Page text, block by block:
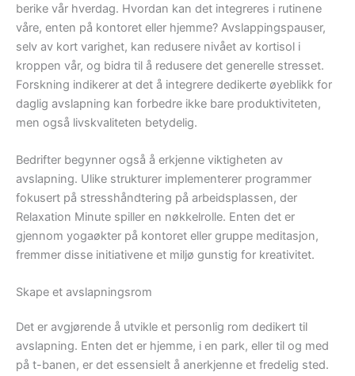
berike vår hverdag. Hvordan kan det integreres i rutinene
våre, enten på kontoret eller hjemme? Avslappingspauser,
selv av kort varighet, kan redusere nivået av kortisol i
kroppen vår, og bidra til å redusere det generelle stresset.
Forskning indikerer at det å integrere dedikerte øyeblikk for
daglig avslapning kan forbedre ikke bare produktiviteten,
men også livskvaliteten betydelig.
Bedrifter begynner også å erkjenne viktigheten av
avslapning. Ulike strukturer implementerer programmer
fokusert på stresshåndtering på arbeidsplassen, der
Relaxation Minute spiller en nøkkelrolle. Enten det er
gjennom yogaøkter på kontoret eller gruppe meditasjon,
fremmer disse initiativene et miljø gunstig for kreativitet.
Skape et avslapningsrom
Det er avgjørende å utvikle et personlig rom dedikert til
avslapning. Enten det er hjemme, i en park, eller til og med
på t-banen, er det essensielt å anerkjenne et fredelig sted.